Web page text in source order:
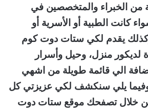
من الخبراء والمتخصصين في
كانت الطبية أو الأسرية أو
وكذلك يقدم لكي ستات دوت كوم
لديكور منزل، وحيل وأسرار
الي قائمة طويلة من اشهي
يلي سنكشف لكي عزيزتي كل
خلال تصفحك موقع ستات دوت